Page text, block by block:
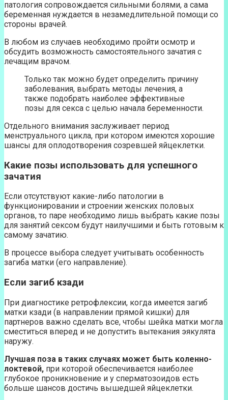
патология сопровождается сильными болями, а сама
беременная нуждается в незамедлительной помощи со
стороны врачей.
В любом из случаев необходимо пройти осмотр и
обсудить возможность самостоятельного зачатия с
лечащим врачом.
Только так можно будет определить причину
заболевания, выбрать методы лечения, а
также подобрать наиболее эффективные
позы для секса с целью начала беременности.
Отдельного внимания заслуживает период
менструального цикла, при котором имеются хорошие
шансы для оплодотворения созревшей яйцеклетки.
Какие позы использовать для успешного
зачатия
Если отсутствуют какие-либо патологии в
функционировании и строении женских половых
органов, то паре необходимо лишь выбрать какие позы
для занятий сексом будут наилучшими и быть готовым к
самому зачатию.
В процессе выбора следует учитывать особенность
загиба матки (его направление).
Если загиб кзади
При диагностике ретрофлексии, когда имеется загиб
матки кзади (в направлении прямой кишки) для
партнеров важно сделать все, чтобы шейка матки могла
сместиться вперед и не допустить вытекания эякулята
наружу.
Лучшая поза в таких случаях может быть коленно-
локтевой, при которой обеспечивается наиболее
глубокое проникновение и у сперматозоидов есть
больше шансов достичь вышедшей яйцеклетки.